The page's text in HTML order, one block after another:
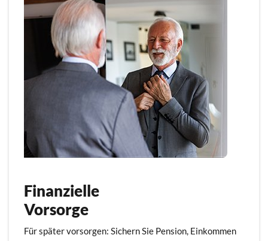
Finanzielle
Vorsorge
Für später vorsorgen: Sichern Sie Pension, Einkommen